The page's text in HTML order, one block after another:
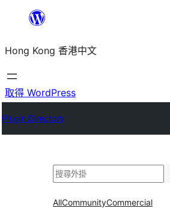
主
要
內
Hong Kong 香港中文
取得 WordPress
Plugin Directory
搜
AllCommunityCommercial